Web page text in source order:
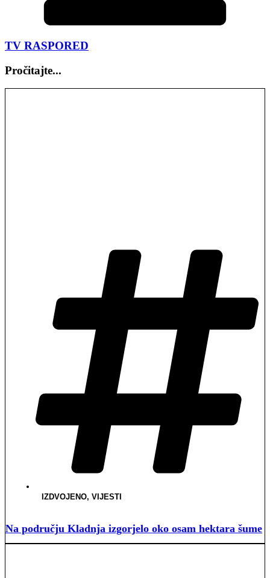
TV RASPORED
Pročitajte...
IZDVOJENO, VIJESTI
Na području Kladnja izgorjelo oko osam hektara šume